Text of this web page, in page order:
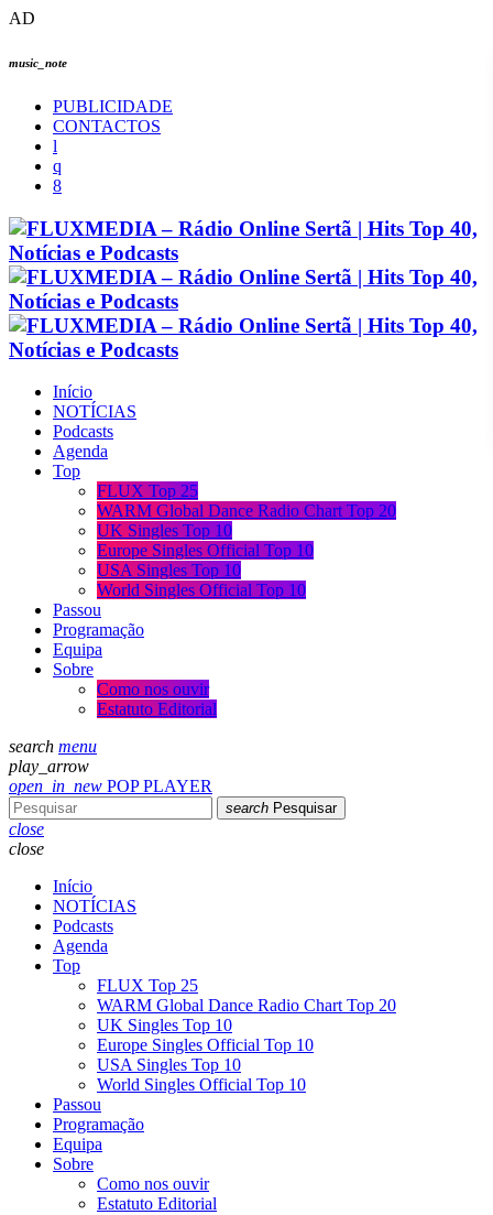
AD
music_note
PUBLICIDADE
CONTACTOS
Início
NOTÍCIAS
Podcasts
Agenda
Top
FLUX Top 25
WARM Global Dance Radio Chart Top 20
UK Singles Top 10
Europe Singles Official Top 10
USA Singles Top 10
World Singles Official Top 10
Passou
Programação
Equipa
Sobre
Como nos ouvir
Estatuto Editorial
search menu
play_arrow
open_in_new POP PLAYER
search Pesquisar
close
close
Início
NOTÍCIAS
Podcasts
Agenda
Top
FLUX Top 25
WARM Global Dance Radio Chart Top 20
UK Singles Top 10
Europe Singles Official Top 10
USA Singles Top 10
World Singles Official Top 10
Passou
Programação
Equipa
Sobre
Como nos ouvir
Estatuto Editorial